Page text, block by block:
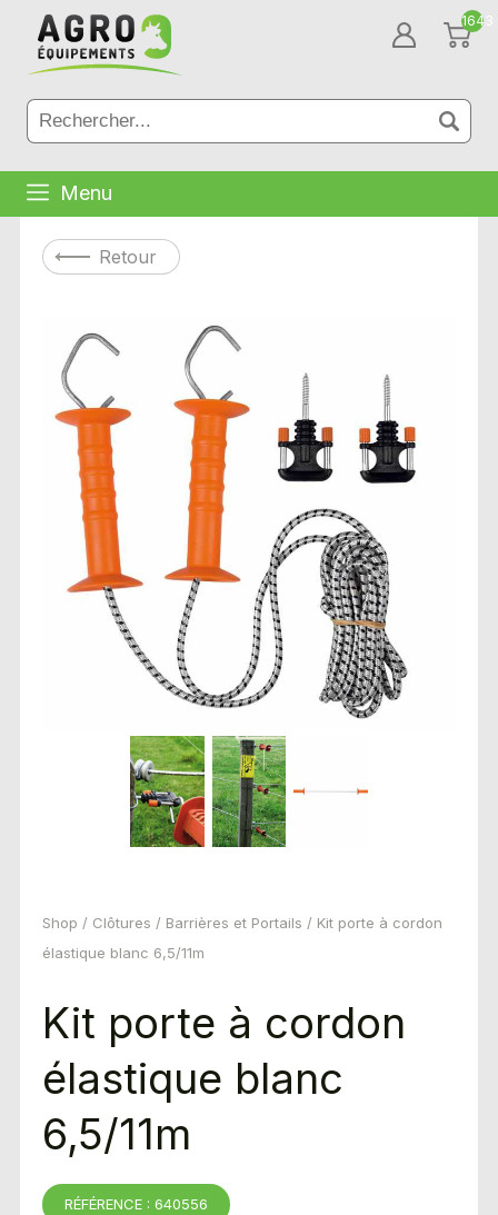
1643
Menu
Retour
Shop / Clôtures / Barrières et Portails / Kit porte à cordon
élastique blanc 6,5/11m
Kit porte à cordon
élastique blanc
6,5/11m
RÉFÉRENCE : 640556